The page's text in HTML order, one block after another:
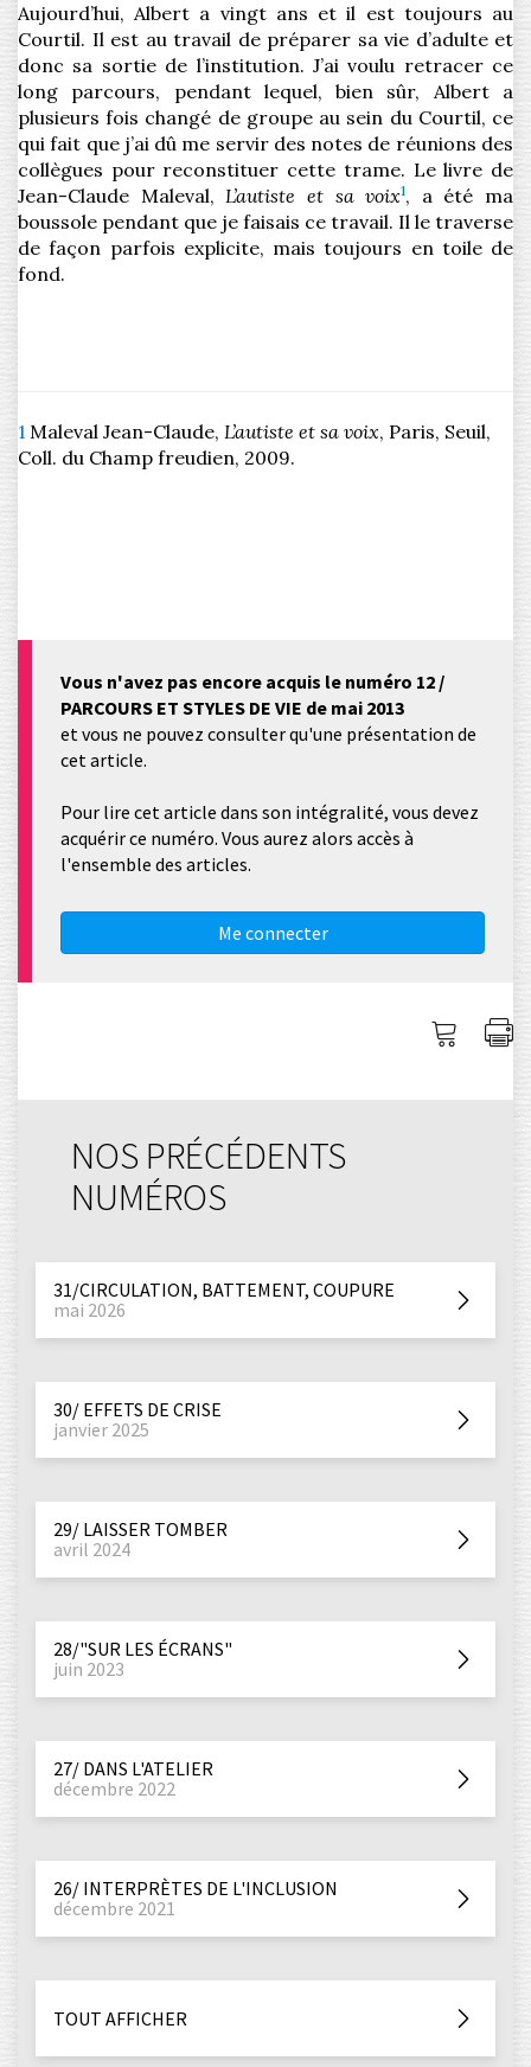
Aujourd’hui, Albert a vingt ans et il est toujours au
Courtil. Il est au travail de préparer sa vie d’adulte et
donc sa sortie de l’institution. J’ai voulu retracer ce
long parcours, pendant lequel, bien sûr, Albert a
plusieurs fois changé de groupe au sein du Courtil, ce
qui fait que j’ai dû me servir des notes de réunions des
collègues pour reconstituer cette trame. Le livre de
Jean-Claude Maleval,L’autiste et sa voix1, a été ma
boussole pendant que je faisais ce travail. Il le traverse
de façon parfois explicite, mais toujours en toile de
fond.
1 Maleval Jean-Claude, L’autiste et sa voix, Paris, Seuil,
Coll. du Champ freudien, 2009.
Vous n'avez pas encore acquis le numéro 12 /
PARCOURS ET STYLES DE VIE de mai 2013
et vous ne pouvez consulter qu'une présentation de
cet article.
Pour lire cet article dans son intégralité, vous devez
acquérir ce numéro. Vous aurez alors accès à
l'ensemble des articles.
Me connecter
Me
NOS PRÉCÉDENTS
NUMÉROS
31/CIRCULATION, BATTEMENT, COUPURE
mai 2026
30/ EFFETS DE CRISE
janvier 2025
29/ LAISSER TOMBER
avril 2024
28/"SUR LES ÉCRANS"
juin 2023
27/ DANS L'ATELIER
décembre 2022
26/ INTERPRÈTES DE L'INCLUSION
décembre 2021
TOUT AFFICHER